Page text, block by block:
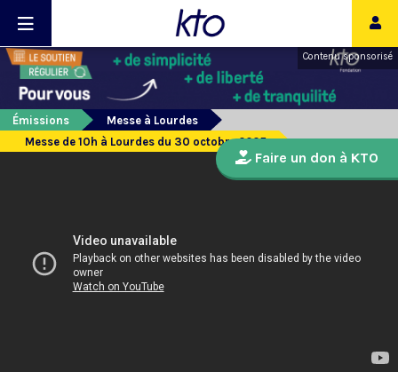
Contenu sponsorisé
Émissions
Messe à Lourdes
Messe de 10h à Lourdes du 30 octobre 2025
Faire un don à KTO